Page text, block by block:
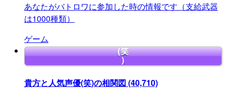
あなたがバトロワに参加した時の情報です（支給武器
は1000種類）
ゲーム
(笑
)
貴方と人気声優(笑)の相関図 (40,710)